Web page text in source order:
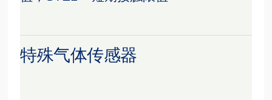
特殊气体传感器